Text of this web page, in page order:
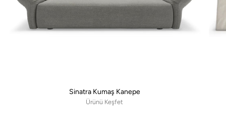
Sinatra Kumaş Kanepe
Ürünü Keşfet